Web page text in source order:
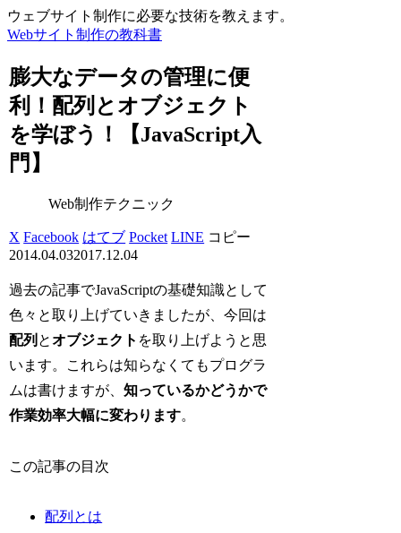
ウェブサイト制作に必要な技術を教えます。
Webサイト制作の教科書
膨大なデータの管理に便
利！配列とオブジェクト
を学ぼう！【JavaScript入
門】
Web制作テクニック
X Facebook はてブ Pocket LINE コピー
2014.04.032017.12.04
過去の記事でJavaScriptの基礎知識として
色々と取り上げていきましたが、今回は
配列 とオブジェクト を取り上げようと思
います。これらは知らなくてもプログラ
ムは書けますが、知っているかどうかで
作業効率大幅に変わります。
この記事の目次
配列とは